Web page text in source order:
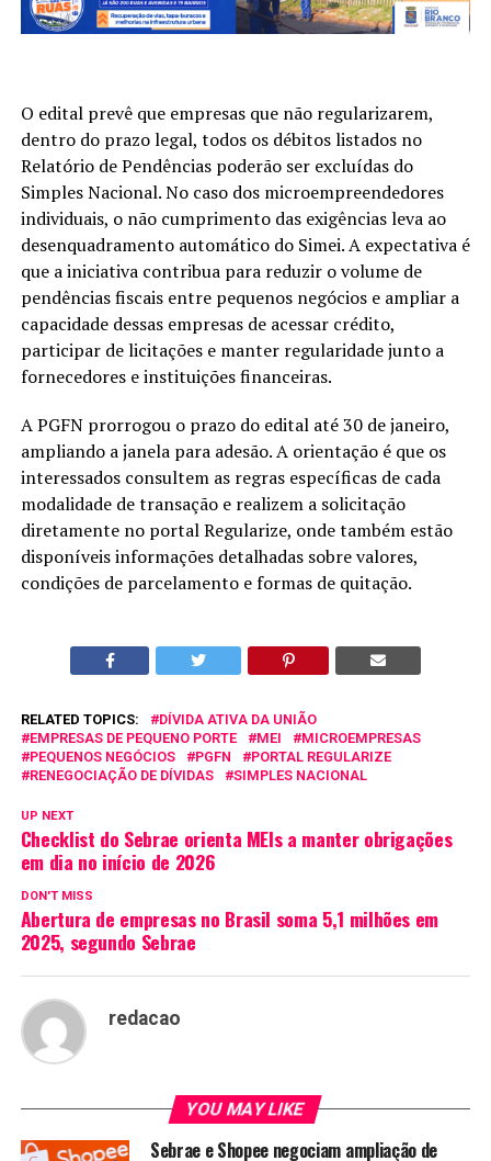
O edital prevê que empresas que não regularizarem,
dentro do prazo legal, todos os débitos listados no
Relatório de Pendências poderão ser excluídas do
Simples Nacional. No caso dos microempreendedores
individuais, o não cumprimento das exigências leva ao
desenquadramento automático do Simei. A expectativa é
que a iniciativa contribua para reduzir o volume de
pendências fiscais entre pequenos negócios e ampliar a
capacidade dessas empresas de acessar crédito,
participar de licitações e manter regularidade junto a
fornecedores e instituições financeiras.
A PGFN prorrogou o prazo do edital até 30 de janeiro,
ampliando a janela para adesão. A orientação é que os
interessados consultem as regras específicas de cada
modalidade de transação e realizem a solicitação
diretamente no portal Regularize, onde também estão
disponíveis informações detalhadas sobre valores,
condições de parcelamento e formas de quitação.
RELATED TOPICS:
DÍVIDA ATIVA DA UNIÃO
EMPRESAS DE PEQUENO PORTE
MEI
MICROEMPRESAS
PEQUENOS NEGÓCIOS
PGFN
PORTAL REGULARIZE
RENEGOCIAÇÃO DE DÍVIDAS
SIMPLES NACIONAL
UP NEXT
Checklist do Sebrae orienta MEIs a manter obrigações
em dia no início de 2026
DON'T MISS
Abertura de empresas no Brasil soma 5,1 milhões em
2025, segundo Sebrae
redacao
YOU MAY LIKE
Sebrae e Shopee negociam ampliação de